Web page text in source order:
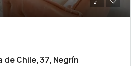
de Chile, 37, Negrín